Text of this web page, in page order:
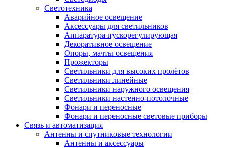
Светотехника
Аварийное освещение
Аксессуары для светильников
Аппаратура пускорегулирующая
Декоративное освещение
Опоры, мачты освещения
Прожекторы
Светильники для высоких пролётов
Светильники линейные
Светильники наружного освещения
Светильники настенно-потолочные
Фонари и переносные
Фонари и переносные световые приборы
Связь и автоматизация
Антенны и спутниковые технологии
Антенны и аксессуары